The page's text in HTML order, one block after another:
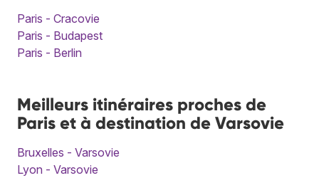
Paris - Cracovie
Paris - Budapest
Paris - Berlin
Meilleurs itinéraires proches de
Paris et à destination de Varsovie
Bruxelles - Varsovie
Lyon - Varsovie